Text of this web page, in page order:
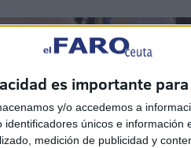
es importante
y/o accedemos a
únicos e información
medición de publicidad y